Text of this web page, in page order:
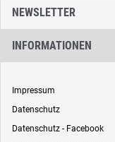
NEWSLETTER
INFORMATIONEN
Impressum
Datenschutz
Datenschutz - Facebook